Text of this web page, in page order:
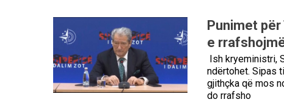
Punimet
e
Ish kryeministri,
ndërtohet. Sipas
gjithçka që mos
do rrafsho